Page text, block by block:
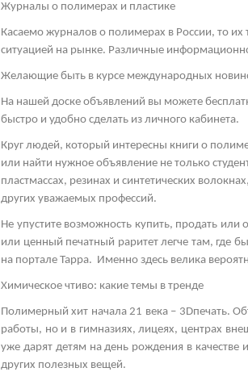
Журналы о полимерах и пластике
Касаемо журналов о полимерах в России, то
ситуацией на рынке. Различные
Желающие быть в курсе международных
На нашей доске объявлений вы можете
быстро и удобно сделать из личного кабинета.
Круг людей, который интересны книги о
или найти нужное объявление не только
пластмассах, резинах и синтетических
других уважаемых профессий.
Не упустите возможность купить, продать
или ценный печатный раритет легче там, где
на портале Тарра. Именно здесь велика
Химическое чтиво: какие темы в тренде
Полимерный хит начала 21 века – 3Dпечать.
работы, но и в гимназиях, лицеях, центрах
уже дарят детям на день рождения в
других полезных вещей.